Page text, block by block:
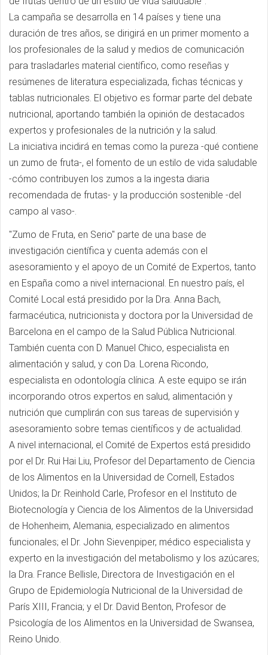
La campaña se desarrolla en 14 países y tiene una
duración de tres años, se dirigirá en un primer momento a
los profesionales de la salud y medios de comunicación
para trasladarles material científico, como reseñas y
resúmenes de literatura especializada, fichas técnicas y
tablas nutricionales. El objetivo es formar parte del debate
nutricional, aportando también la opinión de destacados
expertos y profesionales de la nutrición y la salud.
La iniciativa incidirá en temas como la pureza -qué contiene
un zumo de fruta-, el fomento de un estilo de vida saludable
-cómo contribuyen los zumos a la ingesta diaria
recomendada de frutas- y la producción sostenible -del
campo al vaso-.
"Zumo de Fruta, en Serio" parte de una base de
investigación científica y cuenta además con el
asesoramiento y el apoyo de un Comité de Expertos, tanto
en España como a nivel internacional. En nuestro país, el
Comité Local está presidido por la Dra. Anna Bach,
farmacéutica, nutricionista y doctora por la Universidad de
Barcelona en el campo de la Salud Pública Nutricional.
También cuenta con D. Manuel Chico, especialista en
alimentación y salud, y con Da. Lorena Ricondo,
especialista en odontología clínica. A este equipo se irán
incorporando otros expertos en salud, alimentación y
nutrición que cumplirán con sus tareas de supervisión y
asesoramiento sobre temas científicos y de actualidad.
A nivel internacional, el Comité de Expertos está presidido
por el Dr. Rui Hai Liu, Profesor del Departamento de Ciencia
de los Alimentos en la Universidad de Cornell, Estados
Unidos; la Dr. Reinhold Carle, Profesor en el Instituto de
Biotecnología y Ciencia de los Alimentos de la Universidad
de Hohenheim, Alemania, especializado en alimentos
funcionales; el Dr. John Sievenpiper, médico especialista y
experto en la investigación del metabolismo y los azúcares;
la Dra. France Bellisle, Directora de Investigación en el
Grupo de Epidemiología Nutricional de la Universidad de
París XIII, Francia; y el Dr. David Benton, Profesor de
Psicología de los Alimentos en la Universidad de Swansea,
Reino Unido.